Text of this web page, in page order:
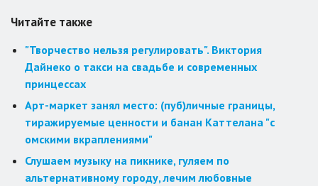
Читайте также
"Творчество нельзя регулировать". Виктория
Дайнеко о такси на свадьбе и современных
принцессах
Арт-маркет занял место: (пуб)личные границы,
тиражируемые ценности и банан Каттелана "с
омскими вкраплениями"
Слушаем музыку на пикнике, гуляем по
альтернативному городу, лечим любовные